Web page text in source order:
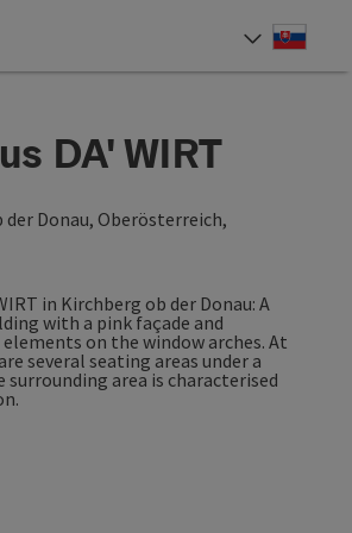
DA' WIRT
der Donau, Oberösterreich,